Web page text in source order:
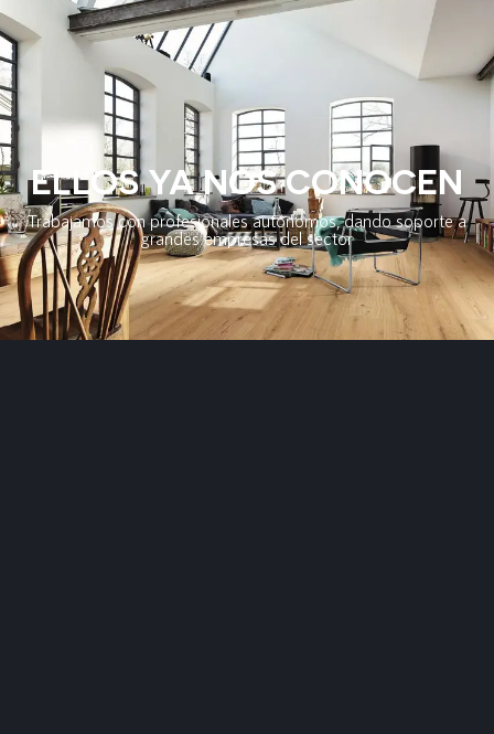
ELLOS YA NOS CONOCEN
Trabajamos con profesionales autónomos, dando soporte a
grandes empresas del sector